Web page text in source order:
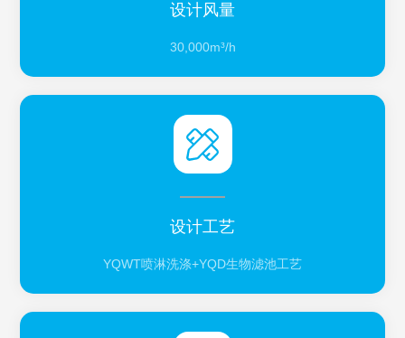
设计风量
30,000m³/h
设计工艺
YQWT喷淋洗涤+YQD生物滤池工艺